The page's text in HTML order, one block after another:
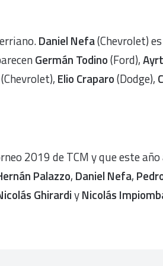
Daniel Nefa(Chevrolet)
Germán Todino(Ford),
(Chevrolet), Elio Craparo(Dodge),
2019 de TCM y que este año
Palazzo, Daniel Nefa,
GhirardiyNicolás